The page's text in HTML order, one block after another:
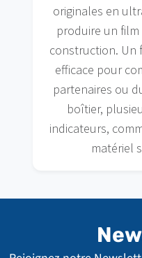
originales en
produire un
construction. Un
efficace pour
partenaires ou
boîtier,
indicateurs,
matériel